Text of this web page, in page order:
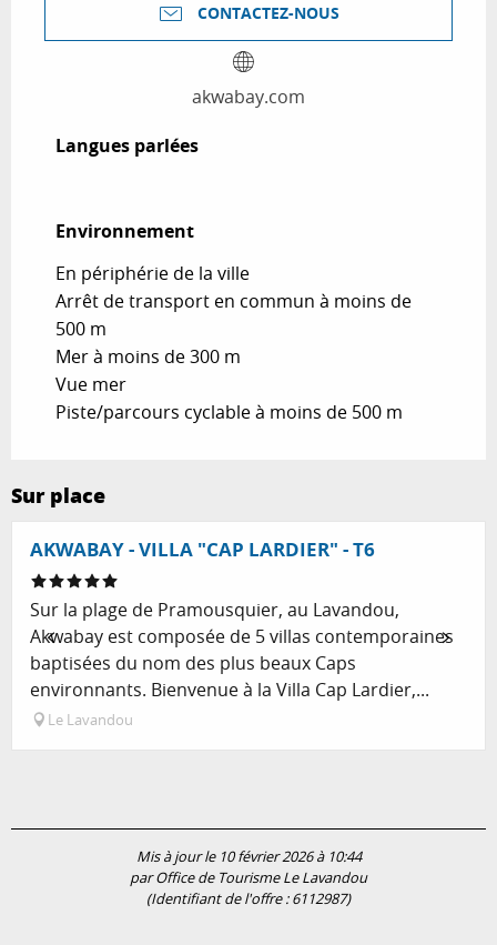
CONTACTEZ-NOUS
akwabay.com
Langues parlées
Langues parlées
Environnement
Environnement
En périphérie de la ville
Arrêt de transport en commun à moins de
500 m
Mer à moins de 300 m
Vue mer
Piste/parcours cyclable à moins de 500 m
Sur place
AKWABAY - VILLA "CAP LARDIER" - T6
Sur la plage de Pramousquier, au Lavandou,
Akwabay est composée de 5 villas contemporaines
baptisées du nom des plus beaux Caps
environnants. Bienvenue à la Villa Cap Lardier,...
Le Lavandou
Mis à jour le 10 février 2026 à 10:44
par Office de Tourisme Le Lavandou
(Identifiant de l'offre :6112987)